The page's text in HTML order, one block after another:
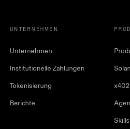
UNTERNEHMEN
Unternehmen
Institutionelle Zahlungen
Tokenisierung
Berichte
x402
Skills